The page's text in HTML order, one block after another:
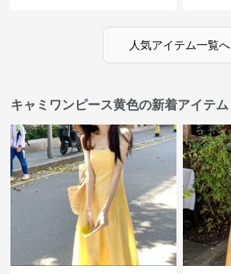
人気アイテム一覧へ
キャミワンピース黄色の新着アイテム